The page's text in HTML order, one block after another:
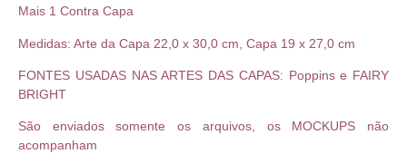
Mais 1 Contra Capa
Medidas: Arte da Capa 22,0 x 30,0 cm, Capa 19 x 27,0 cm
FONTES USADAS NAS ARTES DAS CAPAS: Poppins e FAIRY
BRIGHT
São enviados somente os arquivos, os MOCKUPS não
acompanham